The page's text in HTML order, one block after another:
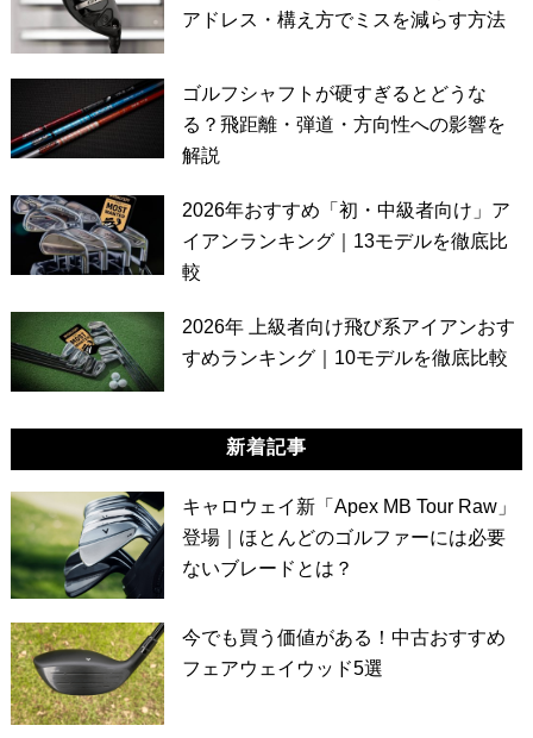
アドレス・構え方でミスを減らす方法
ゴルフシャフトが硬すぎるとどうな
る？飛距離・弾道・方向性への影響を
解説
2026年おすすめ「初・中級者向け」ア
イアンランキング｜13モデルを徹底比
較
2026年 上級者向け飛び系アイアンおす
すめランキング｜10モデルを徹底比較
新着記事
キャロウェイ新「Apex MB Tour Raw」
登場｜ほとんどのゴルファーには必要
ないブレードとは？
今でも買う価値がある！中古おすすめ
フェアウェイウッド5選